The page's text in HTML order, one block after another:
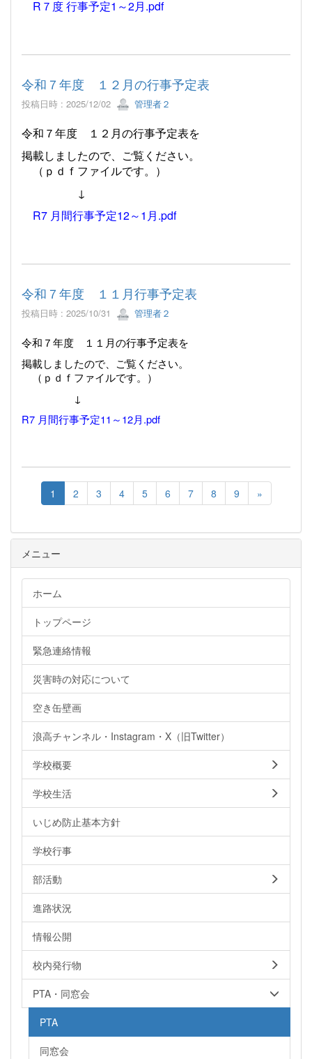
R７度 行事予定1～2月.pdf
令和７年度 １２月の行事予定表
投稿日時 : 2025/12/02 管理者２
令和７年度 １２月の行事予定表を
掲載しましたので、ご覧ください。
（ｐｄｆファイルです。）
↓
R7 月間行事予定12～1月.pdf
令和７年度 １１月行事予定表
投稿日時 : 2025/10/31 管理者２
令和７年度 １１月の行事予定表を
掲載しましたので、ご覧ください。
（ｐｄｆファイルです。）
↓
R7 月間行事予定11～12月.pdf
1 2 3 4 5 6 7 8 9 »
メニュー
ホーム
トップページ
緊急連絡情報
災害時の対応について
空き缶壁画
浪高チャンネル・Instagram・X（旧Twitter）
学校概要
学校生活
いじめ防止基本方針
学校行事
部活動
進路状況
情報公開
校内発行物
PTA・同窓会
PTA
同窓会